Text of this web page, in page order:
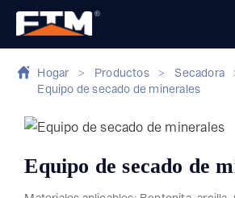
Hogar > Productos > Secadora
Equipo de secado de minerales
Equipo de secado de